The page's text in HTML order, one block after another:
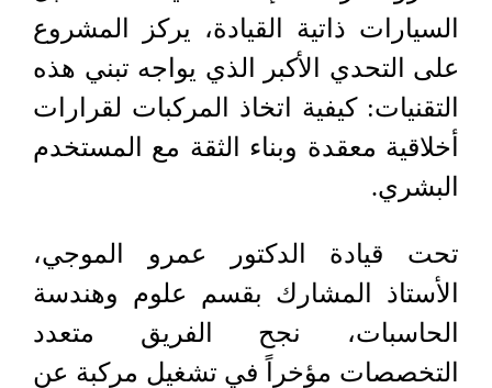
السيارات ذاتية القيادة، يركز المشروع
على التحدي الأكبر الذي يواجه تبني هذه
التقنيات: كيفية اتخاذ المركبات لقرارات
أخلاقية معقدة وبناء الثقة مع المستخدم
البشري.
تحت قيادة الدكتور عمرو الموجي،
الأستاذ المشارك بقسم علوم وهندسة
الحاسبات، نجح الفريق متعدد
التخصصات مؤخراً في تشغيل مركبة عن